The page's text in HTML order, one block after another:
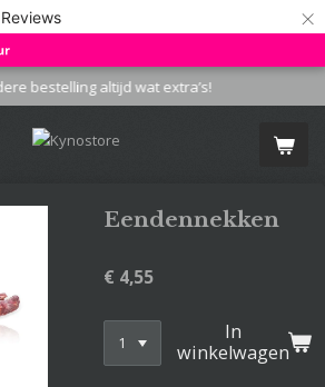
Reviews ×
bestelling altijd wat extra’s!
Eendennekken
€ 4,55
In
winkelwagen